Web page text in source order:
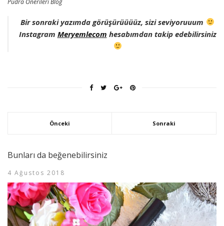
Bir sonraki yazımda görüşürüüüüz, sizi seviyoruuum
Instagram Meryemlecom hesabımdan takip edebilirsiniz
Önceki Sonraki
Bunları da beğenebilirsiniz
4 Ağustos 2018